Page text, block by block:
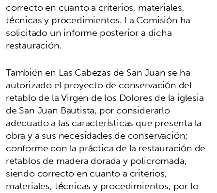
correcto en cuanto a criterios, materiales,
técnicas y procedimientos. La Comisión ha
solicitado un informe posterior a dicha
restauración.
También en Las Cabezas de San Juan se ha
autorizado el proyecto de conservación del
retablo de la Virgen de los Dolores de la iglesia
de San Juan Bautista, por considerarlo
adecuado a las características que presenta la
obra y a sus necesidades de conservación;
conforme con la práctica de la restauración de
retablos de madera dorada y policromada,
siendo correcto en cuanto a criterios,
materiales, técnicas y procedimientos, por lo